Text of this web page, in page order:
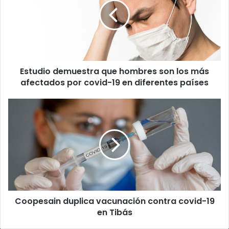
covid-Estudio demuestra que hombres son los más
afectados por covid-19 en diferentes países
Tibás
Coopesain duplica vacunación contra covid-19
en Tibás